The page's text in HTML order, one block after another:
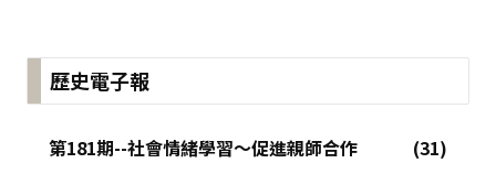
歷史電子報
第181期--社會情緒學習～促進親師合作